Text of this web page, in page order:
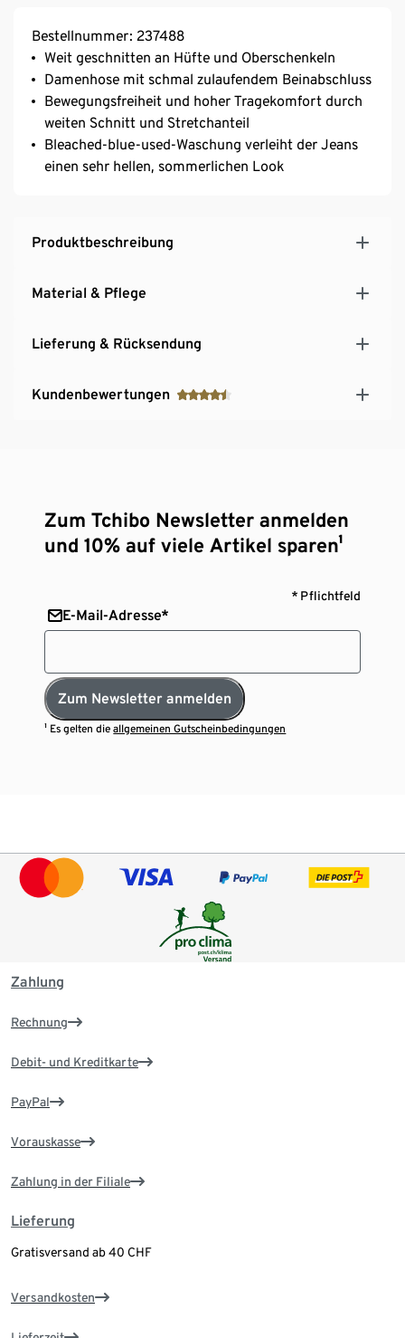
Bestellnummer: 237488
Weit geschnitten an Hüfte und Oberschenkeln
Damenhose mit schmal zulaufendem Beinabschluss
Bewegungsfreiheit und hoher Tragekomfort durch
weiten Schnitt und Stretchanteil
Bleached-blue-used-Waschung verleiht der Jeans
einen sehr hellen, sommerlichen Look
Produktbeschreibung
Material & Pflege
Lieferung & Rücksendung
Kundenbewertungen
Zum Tchibo Newsletter anmelden
und 10% auf viele Artikel sparen¹
* Pflichtfeld
E-Mail-Adresse*
Zum Newsletter anmelden
¹ Es gelten dieallgemeinen Gutscheinbedingungen
Zahlung
Rechnung
Debit- und Kreditkarte
PayPal
Vorauskasse
Zahlung in der Filiale
Lieferung
Gratisversand ab 40 CHF
Versandkosten